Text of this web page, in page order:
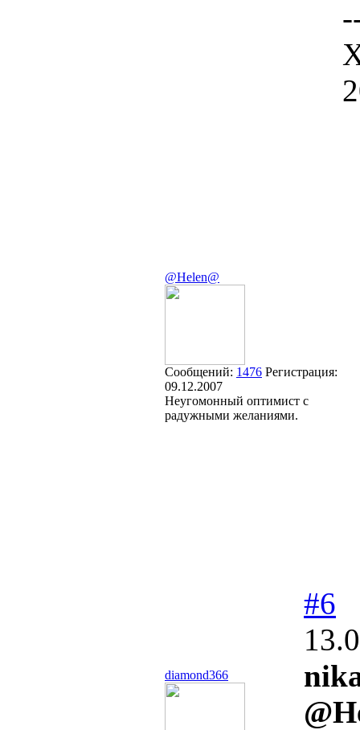
@Helen@
Сообщений: 1476 Регистрация:
09.12.2007
Неугомонный оптимист с
радужными желаниями.
diamond366
#6